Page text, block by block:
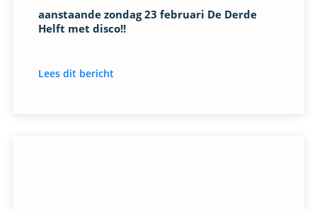
aanstaande zondag 23 februari De Derde
Helft met disco!!
Lees dit bericht